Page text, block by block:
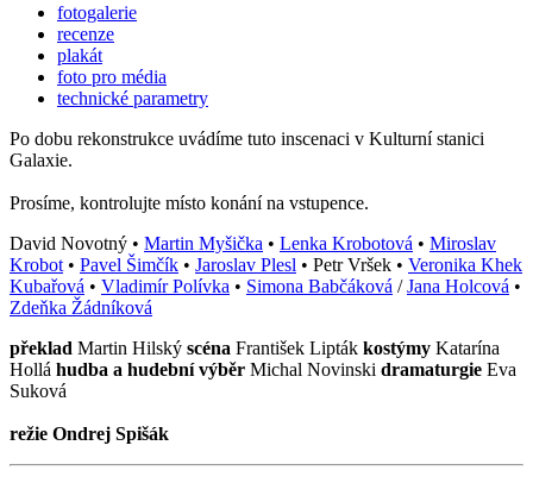
fotogalerie
recenze
plakát
foto pro média
technické parametry
Po dobu rekonstrukce uvádíme tuto inscenaci v Kulturní stanici
Galaxie.
Prosíme, kontrolujte místo konání na vstupence.
David Novotný • Martin Myšička • Lenka Krobotová • Miroslav
Krobot • Pavel Šimčík • Jaroslav Plesl • Petr Vršek • Veronika Khek
Kubařová • Vladimír Polívka • Simona Babčáková /Jana Holcová •
Zdeňka Žádníková
překlad Martin Hilský scéna František Lipták kostýmy Katarína
Hollá hudba a hudební výběr Michal Novinski dramaturgie Eva
Suková
režie Ondrej Spišák